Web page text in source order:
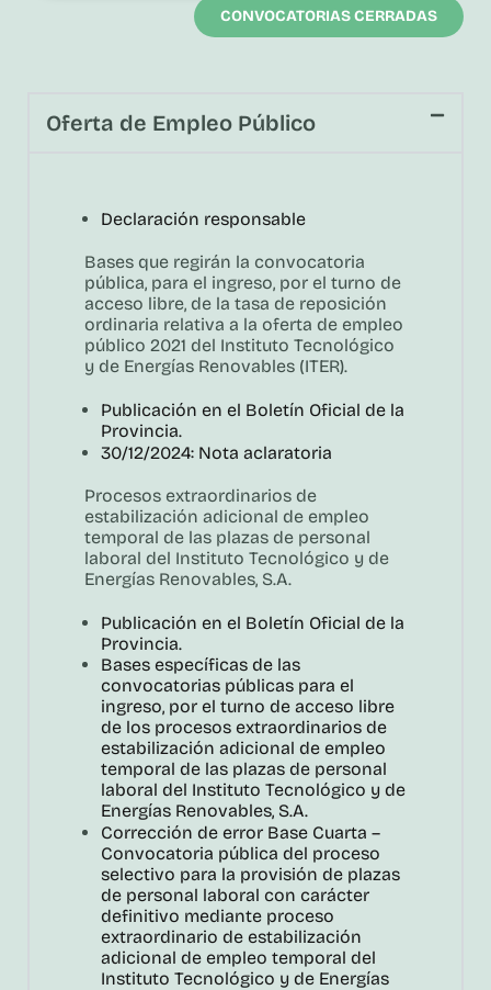
CONVOCATORIAS CERRADAS
Oferta de Empleo Público
Declaración responsable
Bases que regirán la convocatoria
pública, para el ingreso, por el turno de
acceso libre, de la tasa de reposición
ordinaria relativa a la oferta de empleo
público 2021 del Instituto Tecnológico
y de Energías Renovables (ITER).
Publicación en el Boletín Oficial de la
Provincia.
30/12/2024: Nota aclaratoria
Procesos extraordinarios de
estabilización adicional de empleo
temporal de las plazas de personal
laboral del Instituto Tecnológico y de
Energías Renovables, S.A.
Publicación en el Boletín Oficial de la
Provincia.
Bases específicas de las
convocatorias públicas para el
ingreso, por el turno de acceso libre
de los procesos extraordinarios de
estabilización adicional de empleo
temporal de las plazas de personal
laboral del Instituto Tecnológico y de
Energías Renovables, S.A.
Corrección de error Base Cuarta –
Convocatoria pública del proceso
selectivo para la provisión de plazas
de personal laboral con carácter
definitivo mediante proceso
extraordinario de estabilización
adicional de empleo temporal del
Instituto Tecnológico y de Energías